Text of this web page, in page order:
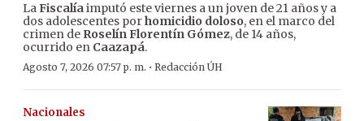
LaFiscalíaimputó este viernes a un joven de 21 años y a
dos adolescentes porhomicidio doloso, en el marco del
crimen de Roselín Florentín Gómez, de 14 años,
ocurrido en Caazapá.
Agosto 7, 2026 07:57 p. m. · Redacción ÚH
Nacionales